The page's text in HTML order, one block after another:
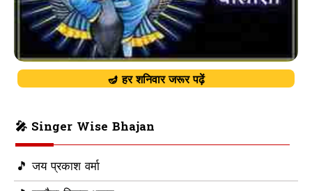
🪔 हर शनिवार जरूर पढ़ें
🎤 Singer Wise Bhajan
🎵 जय प्रकाश वर्मा